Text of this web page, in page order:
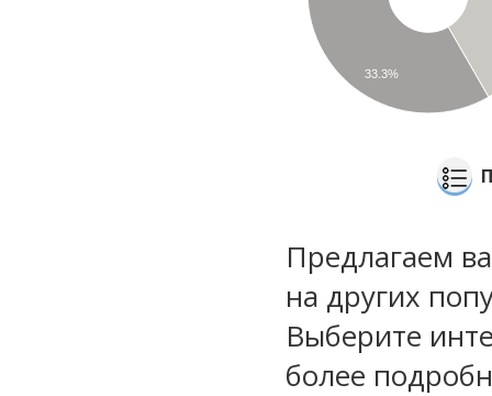
33.3%
Предлагаем
на других
Выберите
более